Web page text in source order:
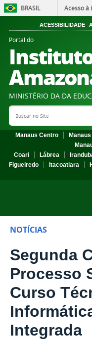
BRASIL Acesso à
ACESSIBILIDADE
Portal do
MINISTÉRIO DA DA
Search Site
Manaus Centro
Coari
Lábrea
Figueiredo
Itacoatiara
NOTÍCIAS
Segunda
Processo
Curso
Integrada